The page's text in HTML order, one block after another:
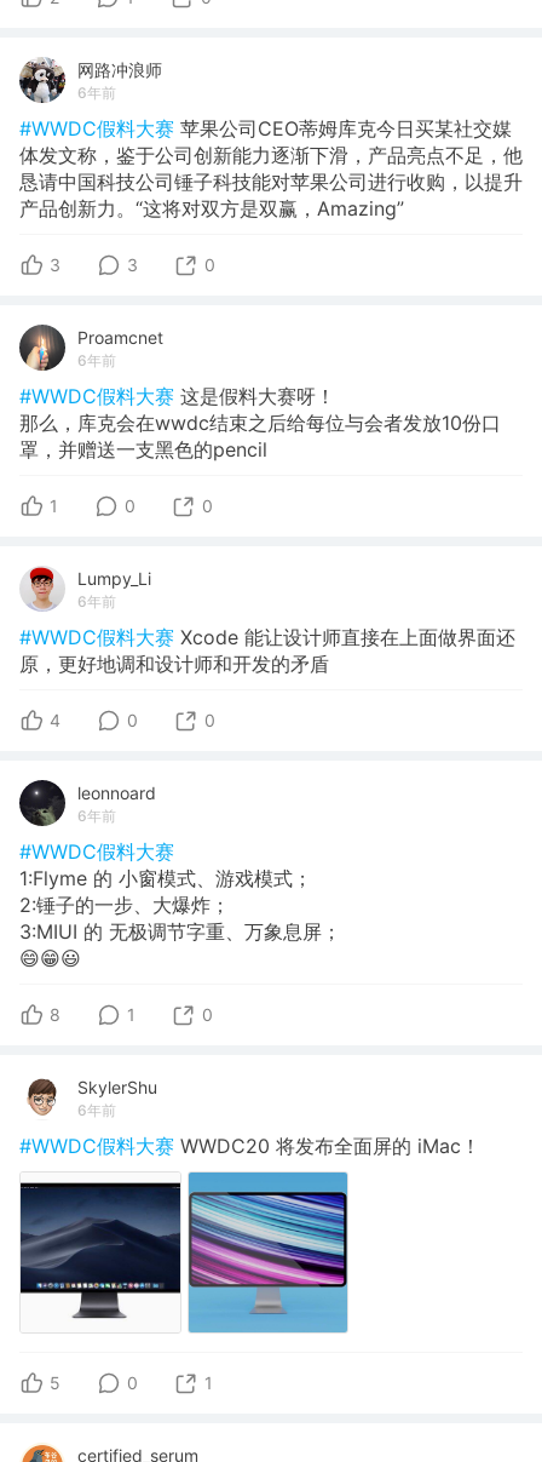
网路冲浪师
6年前
#WWDC假料大赛 苹果公司CEO蒂姆库克今日买某社交媒
体发文称，鉴于公司创新能力逐渐下滑，产品亮点不足，他
恳请中国科技公司锤子科技能对苹果公司进行收购，以提升
产品创新力。“这将对双方是双赢，Amazing”
3 3 0
Proamcnet
6年前
#WWDC假料大赛 这是假料大赛呀！
那么，库克会在wwdc结束之后给每位与会者发放10份口
罩，并赠送一支黑色的pencil
1 0 0
Lumpy_Li
6年前
#WWDC假料大赛 Xcode 能让设计师直接在上面做界面还
原，更好地调和设计师和开发的矛盾
4 0 0
leonnoard
6年前
#WWDC假料大赛
1:Flyme 的 小窗模式、游戏模式；
2:锤子的一步、大爆炸；
3:MIUI 的 无极调节字重、万象息屏；
😄😁😃
8 1 0
SkylerShu
6年前
#WWDC假料大赛 WWDC20 将发布全面屏的 iMac！
5 0 1
certified_serum